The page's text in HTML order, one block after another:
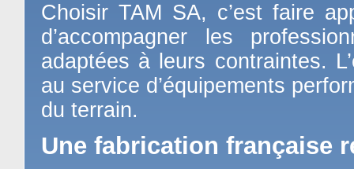
Choisir TAM SA, c’est faire
d’accompagner les
adaptées à leurs contraintes.
au service d’équipements
du terrain.
Une fabrication française